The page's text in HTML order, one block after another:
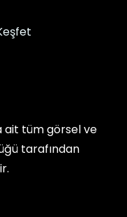
ait tüm görsel ve
tarafından